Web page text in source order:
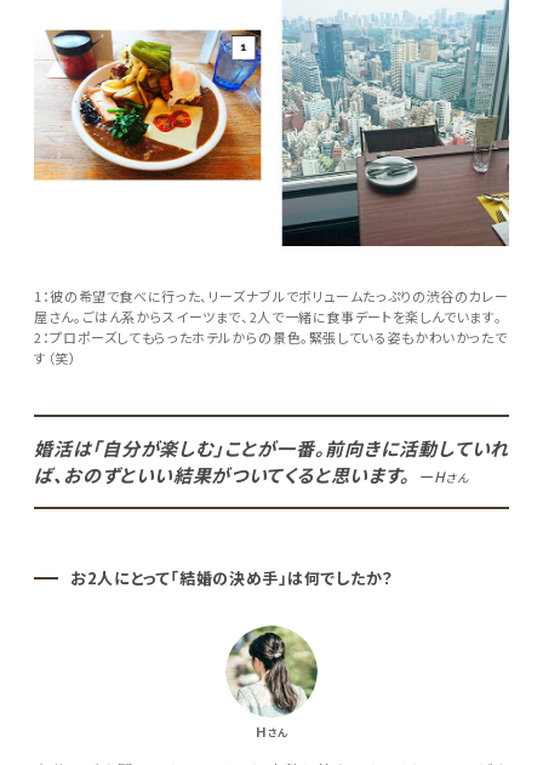
1：彼の希望で食べに行った、リーズナブルでボリュームたっぷりの渋谷のカレー
屋さん。ごはん系からスイーツまで、2人で一緒に食事デートを楽しんでいます。
2：プロポーズしてもらったホテルからの景色。緊張している姿もかわいかったで
す（笑）
婚活は「自分が楽しむ」ことが一番。前向きに活動していれ
ば、おのずといい結果がついてくると思います。
ーHさん
お2人にとって「結婚の決め手」は何でしたか？
Hさん